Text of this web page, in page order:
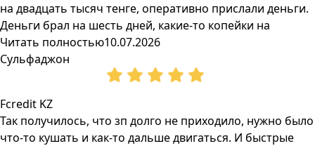
на двадцать тысяч тенге, оперативно прислали деньги.
Деньги брал на шесть дней, какие-то копейки на
Читать полностью10.07.2026
Сульфаджон
Fcredit KZ
Так получилось, что зп долго не приходило, нужно было
что-то кушать и как-то дальше двигаться. И быстрые